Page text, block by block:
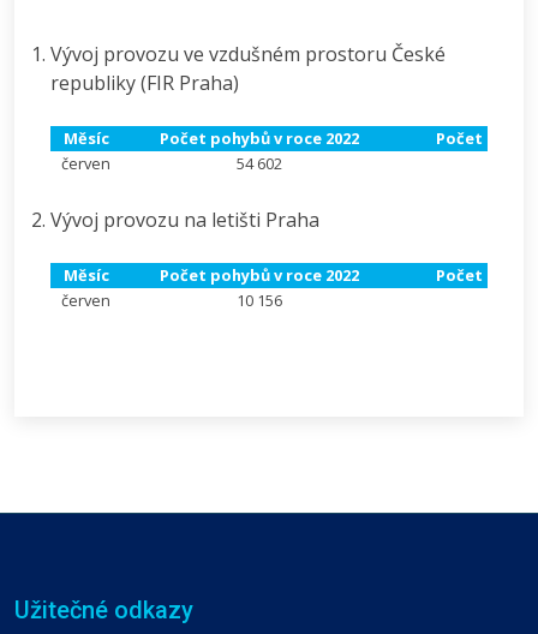
Vývoj provozu ve vzdušném prostoru České
republiky (FIR Praha)
Měsíc Počet pohybů v roce 2022
Počet
červen
54 602
Vývoj provozu na letišti Praha
Měsíc Počet pohybů v roce 2022
Počet
červen
10 156
Užitečné odkazy